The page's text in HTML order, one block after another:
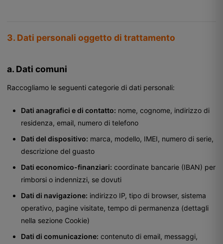
3. Dati personali oggetto di trattamento
a. Dati comuni
Raccogliamo le seguenti categorie di dati personali:
Dati anagrafici e di contatto: nome, cognome, indirizzo di
residenza, email, numero di telefono
Dati del dispositivo: marca, modello, IMEI, numero di serie,
descrizione del guasto
Dati economico-finanziari: coordinate bancarie (IBAN) per
rimborsi o indennizzi, se dovuti
Dati di navigazione: indirizzo IP, tipo di browser, sistema
operativo, pagine visitate, tempo di permanenza (dettagli
nella sezione Cookie)
Dati di comunicazione: contenuto di email, messaggi,